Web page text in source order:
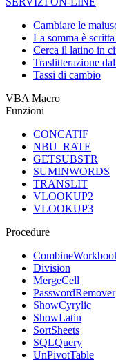
Cambiare le
La somma è
Cerca il latino in
Traslitterazione
Tassi di cambio
VBA Macro
Funzioni
CONCATIF
NBU_RATE
GETSUBSTR
SUMINWORDS
TRANSLIT
VLOOKUP2
VLOOKUP3
Procedure
Division
MergeCell
PasswordRemover
ShowCyrylic
ShowLatin
SortSheets
SQLQuery
UnPivotTable